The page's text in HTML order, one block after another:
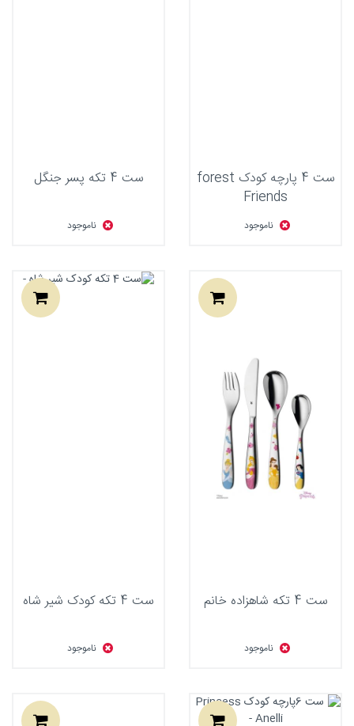
ست 4 پارچه کودک forest
Friends
ناموجود
ست 4 تکه پسر جنگل
ناموجود
ست 4 تکه شاهزاده خانم
ناموجود
ست 4 تکه کودک شیر شاه
ناموجود